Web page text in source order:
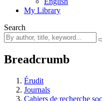
My Library
Search
Breadcrumb
Érudit
Journals
Cahiers de recherche